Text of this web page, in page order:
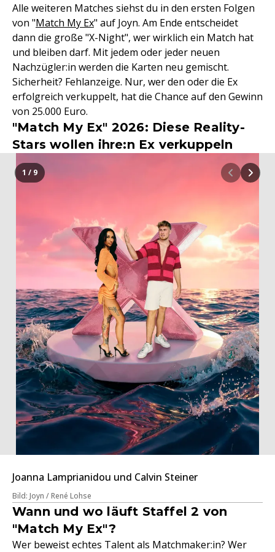
Alle weiteren Matches siehst du in den ersten Folgen
von "Match My Ex" auf Joyn. Am Ende entscheidet
dann die große "X-Night", wer wirklich ein Match hat
und bleiben darf. Mit jedem oder jeder neuen
Nachzügler:in werden die Karten neu gemischt.
Sicherheit? Fehlanzeige. Nur, wer den oder die Ex
erfolgreich verkuppelt, hat die Chance auf den Gewinn
von 25.000 Euro.
"Match My Ex" 2026: Diese Reality-
Stars wollen ihre:n Ex verkuppeln
Joanna Lamprianidou und Calvin Steiner
Bild: Joyn / René Lohse
1 / 9
Wann und wo läuft Staffel 2 von
"Match My Ex"?
Wer beweist echtes Talent als Matchmaker:in? Wer